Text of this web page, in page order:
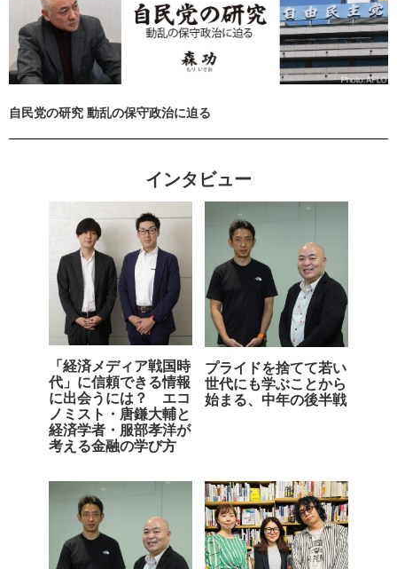
自民党の研究 動乱の保守政治に迫る
インタビュー
「経済メディア戦国時
代」に信頼できる情報
に出会うには？ エコ
ノミスト・唐鎌大輔と
経済学者・服部孝洋が
考える金融の学び方
プライドを捨てて若い
世代にも学ぶことから
始まる、中年の後半戦